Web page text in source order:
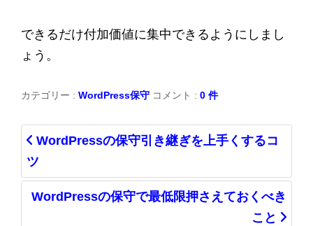
できるだけ付加価値に集中できるようにしまし
ょう。
カテゴリー : WordPress保守 コメント : 0 件
WordPressの保守引き継ぎを上手くするコ
ツ
WordPressの保守で最低限押さえておくべき
こと